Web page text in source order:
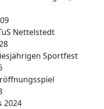
Nettelstedt
Sportfest
2024